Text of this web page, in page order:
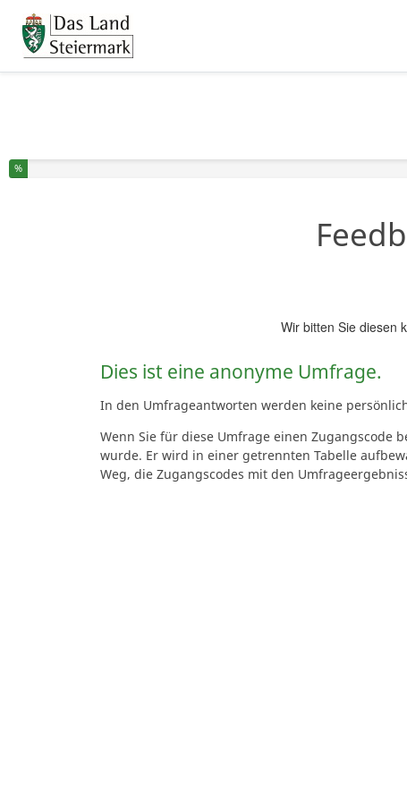
Sie haben % dieser Umfrage fertiggestellt.
%
Wir bitten Sie diesen
Dies ist eine anonyme Umfrage.
In den Umfrageantworten werden keine
Wenn Sie für diese Umfrage einen Zugangscode
wurde. Er wird in einer getrennten Tabelle
Weg, die Zugangscodes mit den